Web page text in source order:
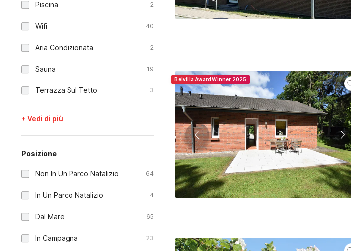
Piscina 2
Wifi 40
Aria Condizionata 2
Sauna 19
Terrazza Sul Tetto 3
+ Vedi di più
Posizione
Non In Un Parco Natalizio 64
In Un Parco Natalizio 4
Dal Mare 65
In Campagna 23
Belvilla Award Winner 2025